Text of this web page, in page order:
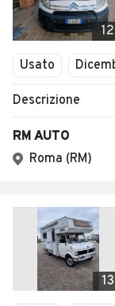
12
Usato
Descrizione
RM AUTO
Roma (RM)
13